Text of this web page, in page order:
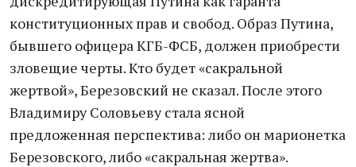
конституционных прав и свобод. Образ Путина,
бывшего офицера КГБ-ФСБ, должен приобрести
зловещие черты. Кто будет «сакральной
жертвой», Березовский не сказал. После этого
Владимиру Соловьеву стала ясной
предложенная перспектива: либо он марионетка
Березовского, либо «сакральная жертва».